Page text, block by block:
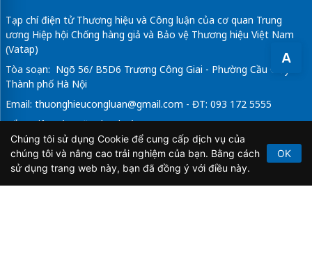
A
Tạp chí điện tử Thương hiệu và Công luận của cơ quan Trung
ương Hiệp hội Chống hàng giả và Bảo vệ Thương hiệu Việt Nam
(Vatap)
Tòa soạn: Ngõ 56/ B5D6 Trương Công Giai - Phường Cầu Giấy -
Thành phố Hà Nội
Email: thuonghieucongluan@gmail.com - ĐT: 093 172 5555
Tổng Biên Tập: Vũ Đức Thuận
Giấy phép hoạt động báo chí điện tử số 64/GP-BTTTT do Bộ
Thông tin và Truyền thông cấp ngày 21/2/2020.
Chúng tôi sử dụng Cookie để cung cấp dịch vụ của
chúng tôi và nâng cao trải nghiệm của bạn. Bằng cách
sử dụng trang web này, bạn đã đồng ý với điều này.
OK